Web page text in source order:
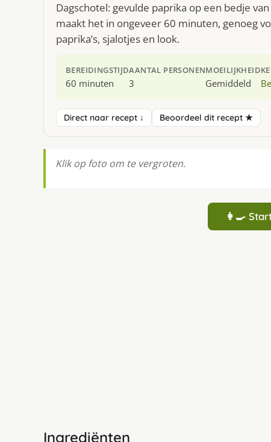
Dagschotel: gevulde paprika op een bedje
maakt het in ongeveer 60 minuten, genoeg
paprika’s, sjalotjes en look.
BEREIDINGSTIJD
60 minuten
AANTAL PERSONEN
3
MOEILIJKHEID
Gemiddeld
Direct naar recept ↓ Beoordeel dit recept ★
Klik op foto om te vergroten.
👩‍🍳
Ingrediënten